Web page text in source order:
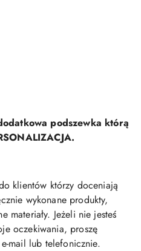
podszewka którą
klientów którzy doceniają
wykonane produkty,
materiały. Jeżeli nie jesteś
oczekiwania, proszę
mail lub telefonicznie.